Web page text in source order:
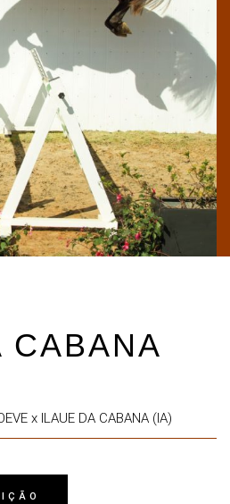
CABANA
x ILAUE DA CABANA (IA)